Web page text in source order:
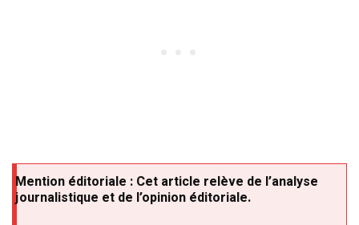
Mention éditoriale : Cet article relève de l’analyse
journalistique et de l’opinion éditoriale.